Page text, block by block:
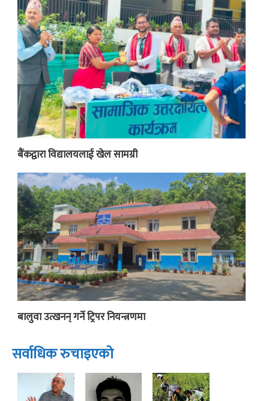
बैंकद्वारा विद्यालयलाई खेल सामग्री
बालुवा उत्खनन् गर्ने ट्रिपर नियन्त्रणमा
सर्वाधिक रुचाइएको